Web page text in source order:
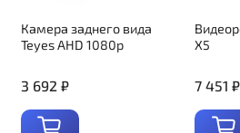
Камера заднего вида
Teyes AHD 1080p
3 692 ₽
X5
7 451 ₽